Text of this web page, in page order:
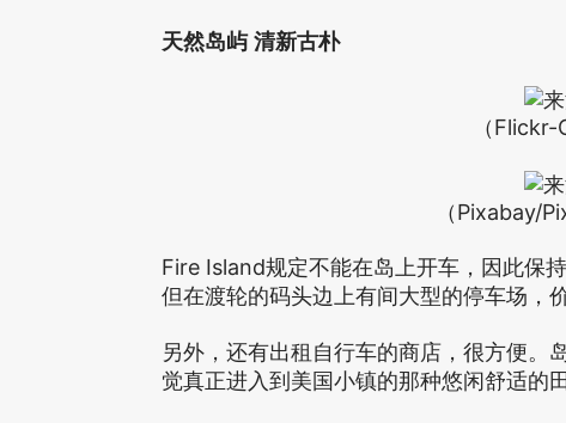
天然岛屿 清新古朴
（Flickr-
（Pixabay/
Fire Island规定不能在岛上开车，因此保
但在渡轮的码头边上有间大型的停车场，
另外，还有出租自行车的商店，很方便。
觉真正进入到美国小镇的那种悠闲舒适的